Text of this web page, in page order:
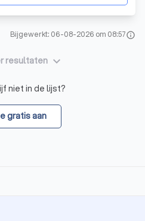
Bijgewerkt: 06-08-2026 om 08:57info
resultaten keyboard_arrow_down
niet in de lijst?
gratis aan